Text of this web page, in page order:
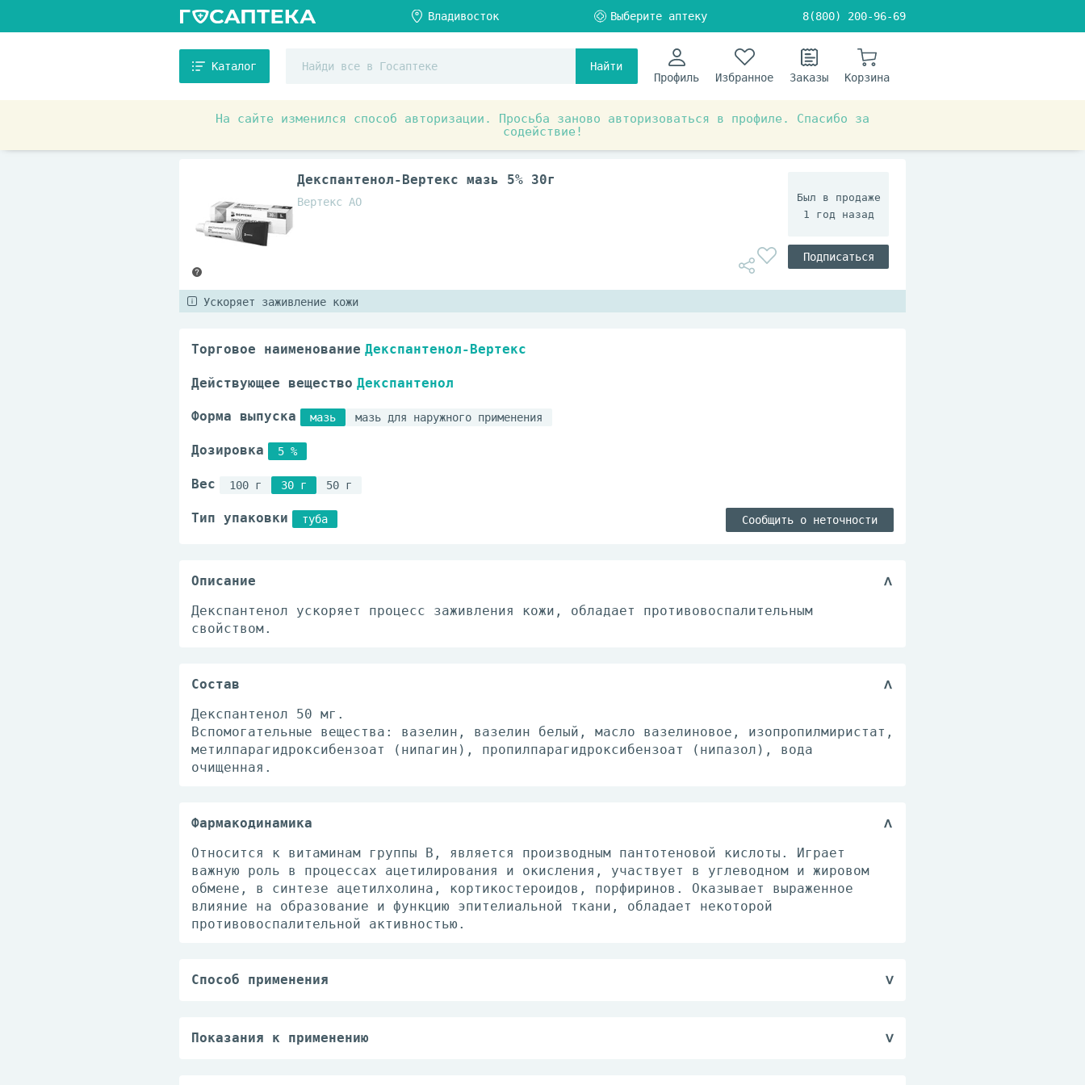
8(800) 200-96-69
Каталог
Найти
Профиль
Избранное Заказы Корзина
На сайте изменился способ авторизации. Просьба заново авторизоваться в профиле. Спасибо за
содействие!
Препараты для лечения заболеваний кожи, волос и ногтей
Декспантенол-Вертекс мазь 5% 30г
Вертекс АО
1 год назад
Подписаться
Ускоряет заживление кожи
Торговое наименование Декспантенол-Вертекс
Действующее вещество Декспантенол
Форма выпуска мазь мазь для наружного применения
Дозировка 5 %
Вес 100 г 30 г 50 г
Тип упаковки туба Сообщить о неточности
Описание
Декспантенол ускоряет процесс заживления кожи, обладает противовоспалительным
свойством.
Состав
Декспантенол 50 мг.
Вспомогательные вещества: вазелин, вазелин белый, масло вазелиновое, изопропилмиристат,
метилпарагидроксибензоат (нипагин), пропилпарагидроксибензоат (нипазол), вода
очищенная.
Фармакодинамика
Относится к витаминам группы B, является производным пантотеновой кислоты. Играет
важную роль в процессах ацетилирования и окисления, участвует в углеводном и жировом
обмене, в синтезе ацетилхолина, кортикостероидов, порфиринов. Оказывает выраженное
влияние на образование и функцию эпителиальной ткани, обладает некоторой
противовоспалительной активностью.
Способ применения
зева матки - назначают один или несколько раз/сут.
Показания к применению